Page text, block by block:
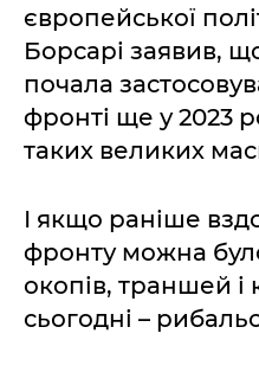
європейської
Борсарі заявив,
почала
фронті ще у 2023
таких великих
І якщо раніше
фронту можна
окопів, траншей і
сьогодні –